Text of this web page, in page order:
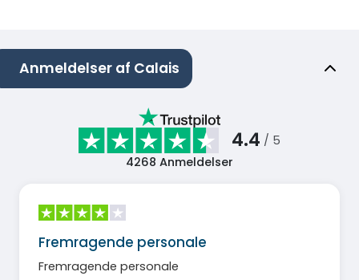
Anmeldelser af Calais
4.4 / 5
4268 Anmeldelser
Fremragende personale
Fremragende personale